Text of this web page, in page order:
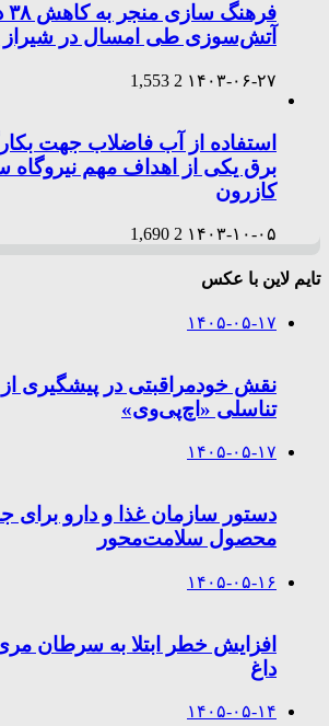
آتش‌سوزی طی امسال در
۱۴۰۳-۰۶-۲۷ 2
1,553
استفاده از آب فاضلاب جهت
برق یکی از اهداف مهم نیروگاه
کازرون
۱۴۰۳-۱۰-۰۵ 2
1,690
تایم لاین با عکس
۱۴۰۵-۰۵-۱۷
نقش خودمراقبتی در پیشگیری از
تناسلی «اچ‌پی‌وی»
۱۴۰۵-۰۵-۱۷
محصول سلامت‌محور
۱۴۰۵-۰۵-۱۶
افزایش خطر ابتلا به سرطان
داغ
۱۴۰۵-۰۵-۱۴